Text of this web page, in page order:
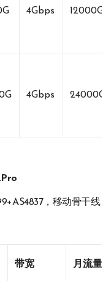
4Gbps 12000G
4Gbps 24000G
，移动骨干线
带宽 月流量